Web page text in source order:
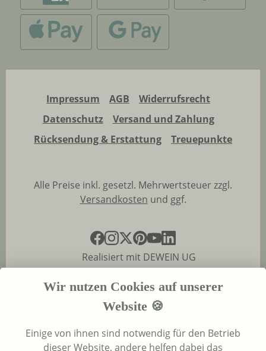
Impressum AGB
Widerrufsrecht
Datenschutz
Versand und Zahlung
Rücksendung & Erstattung
Treuepunkte
Alle Preise inkl. gesetzl. Mehrwertsteuer zzgl.
Versandkosten und ggf.
Realisiert mit DEWEIN UG
Wir nutzen Cookies auf unserer
Website 🍪
Einige von ihnen sind notwendig für den Betrieb
dieser Website, andere helfen dabei das